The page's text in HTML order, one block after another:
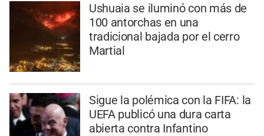
Ushuaia se iluminó con más de
100 antorchas en una
tradicional bajada por el cerro
Martial
Sigue la polémica con la FIFA: la
UEFA publicó una dura carta
abierta contra Infantino